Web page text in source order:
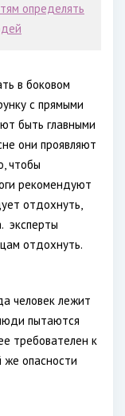
определять
в боковом
с прямыми
быть главными
они проявляют
чтобы
рекомендуют
отдохнуть,
эксперты
отдохнуть.
человек лежит
пытаются
требователен к
же опасности